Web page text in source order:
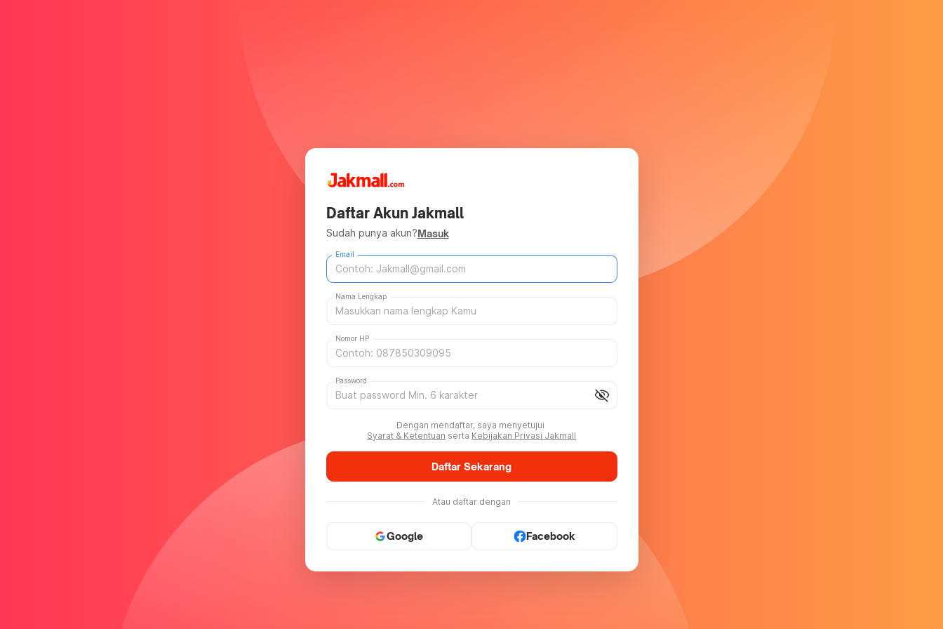
Daftar Akun Jakmall
Sudah punya akun?Masuk
Email
Nama Lengkap
Nomor HP
visibility_off
Password
Dengan mendaftar, saya menyetujui
Syarat & Ketentuan serta Kebijakan Privasi Jakmall
Daftar Sekarang
Atau daftar dengan
Google Facebook